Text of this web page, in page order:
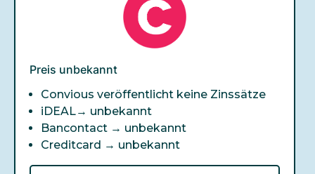
Preis unbekannt
Convious veröffentlicht keine Zinssätze
iDEAL→ unbekannt
Bancontact → unbekannt
Creditcard → unbekannt